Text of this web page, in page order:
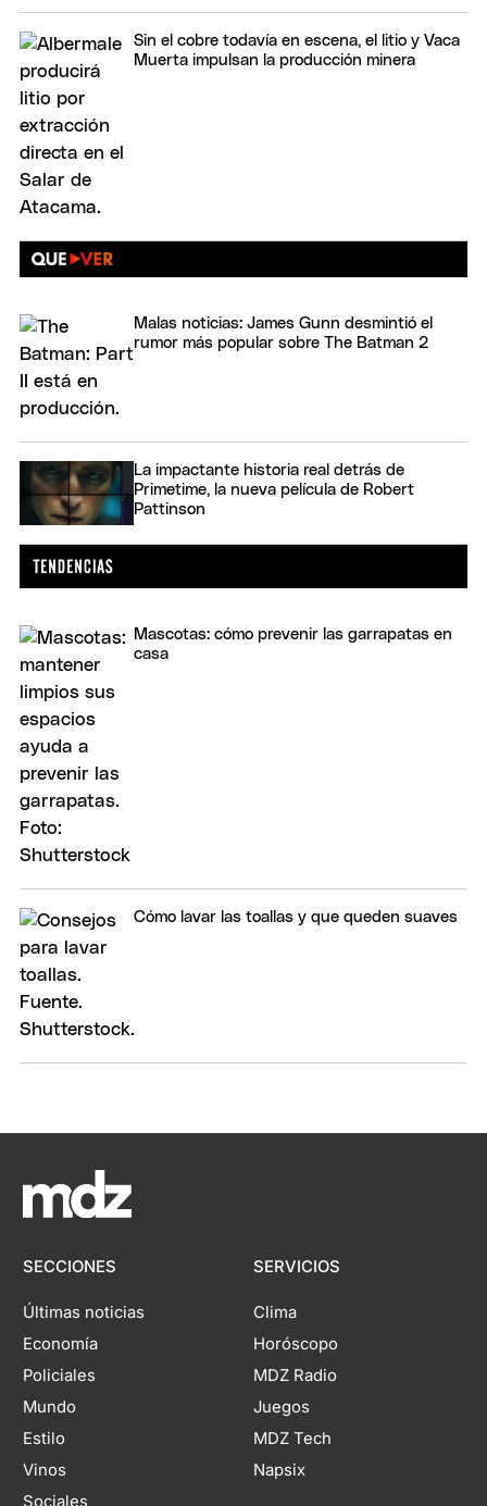
Sin el cobre todavía en escena, el litio y Vaca
Muerta impulsan la producción minera
Malas noticias: James Gunn desmintió el
rumor más popular sobre The Batman 2
La impactante historia real detrás de
Primetime, la nueva película de Robert
Pattinson
Mascotas: cómo prevenir las garrapatas en
casa
Cómo lavar las toallas y que queden suaves
SECCIONES
Últimas noticias
Economía
Policiales
Mundo
Estilo
Vinos
Sociales
SERVICIOS
Clima
Horóscopo
MDZ Radio
Juegos
MDZ Tech
Napsix